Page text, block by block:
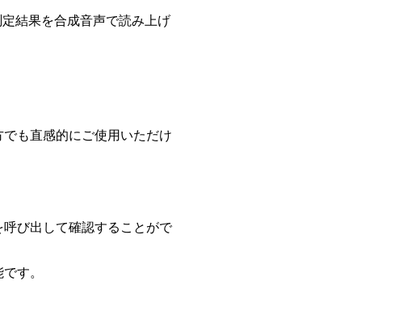
結果を合成音声で読み上げ
も直感的にご使用いただけ
び出して確認することがで
す。